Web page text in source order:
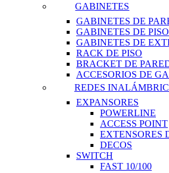
GABINETES
GABINETES DE
GABINETES DE PISO
GABINETES DE
RACK DE PISO
BRACKET DE
ACCESORIOS DE
REDES
EXPANSORES
POWERLINE
ACCESS POINT
EXTENSORES
DECOS
SWITCH
FAST 10/100